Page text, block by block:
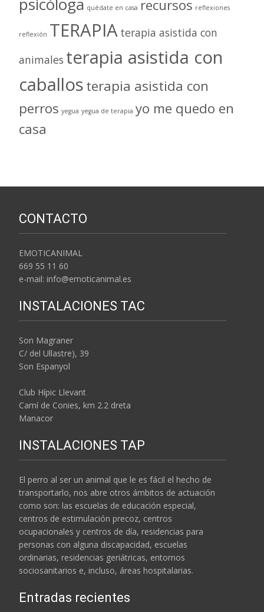
quédate en casa recursos reflexiones
reflexión TERAPIA terapia asistida con
animales terapia asistida con
caballosterapia asistida con
perros yegua yegua de terapia yo me quedo en
casa
CONTACTO
EMOTICANIMAL
669 55 11 60
e-mail: info@emoticanimal.es
INSTALACIONES TAC
Son Magraner
C/ del Ullastre), 39
Son Espanyol
Club Hípic Llevant
Camí de Conies, km 2.2 dreta
Manacor
INSTALACIONES TAP
El perro al ser un animal que le es fácil el hecho de
transportarlo, nos abre otros ámbitos de actuación
como son: las escuelas de educación especial,
centros de estimulación precoz, centros
ocupacionales y centros de día, residencias para
personas con alguna discapacidad, escuelas
ordinarias, residencias geriátricas, entornos
sociosanitarios e, incluso, áreas hospitalarias.
Entradas recientes